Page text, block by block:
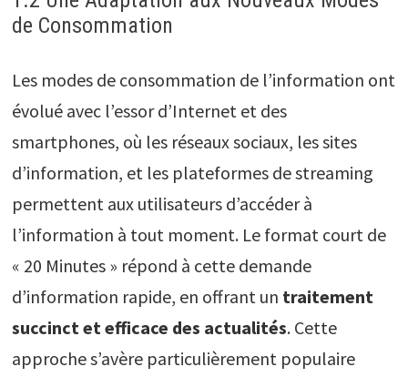
de Consommation
Les modes de consommation de l’information ont
évolué avec l’essor d’Internet et des
smartphones, où les réseaux sociaux, les sites
d’information, et les plateformes de streaming
permettent aux utilisateurs d’accéder à
l’information à tout moment. Le format court de
« 20 Minutes » répond à cette demande
d’information rapide, en offrant un traitement
succinct et efficace des actualités. Cette
approche s’avère particulièrement populaire